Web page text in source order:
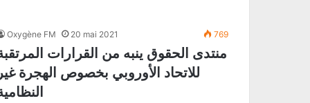
Oxygène FM 20 mai 2021 769
منتدى الحقوق ينبه من القرارات
للاتحاد الأوروبي بخصوص الهجرة